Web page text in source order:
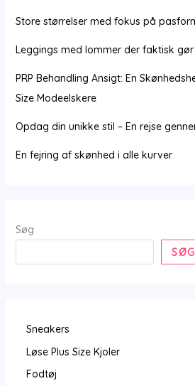
Store størrelser med fokus på
Leggings med lommer der faktisk
PRP Behandling Ansigt: En
Size Modeelskere
Opdag din unikke stil – En rejse
En fejring af skønhed i alle kurver
Søg
SØG
Sneakers
Løse Plus Size Kjoler
Fodtøj